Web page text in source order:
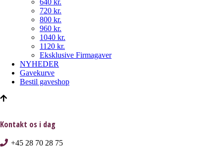
640 kr.
720 kr.
800 kr.
960 kr.
1040 kr.
1120 kr.
Eksklusive Firmagaver
NYHEDER
Gavekurve
Bestil gaveshop
Kontakt os i dag
+45 28 70 28 75